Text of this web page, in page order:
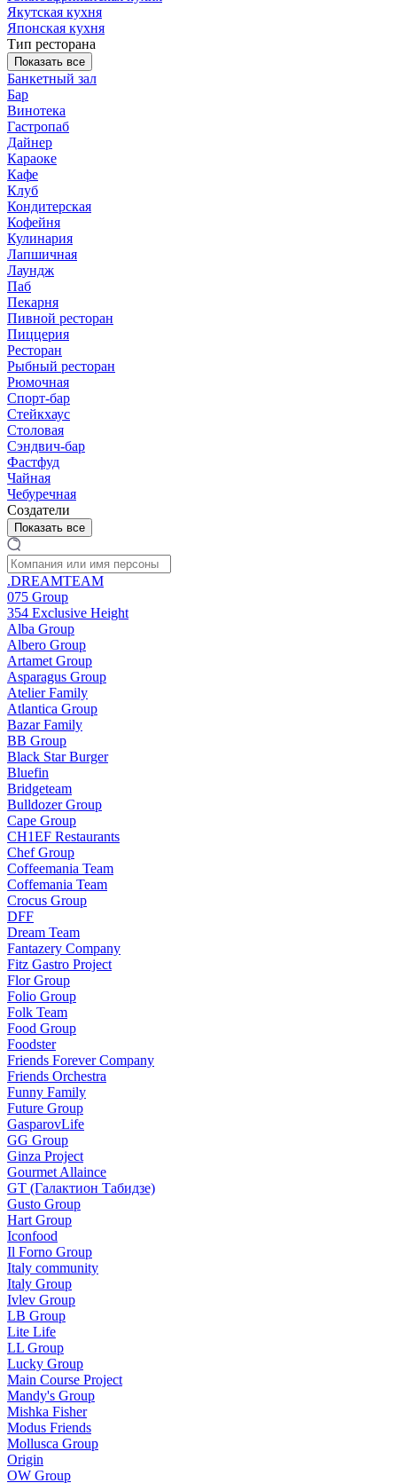
Якутская кухня
Японская кухня
Тип ресторана
Показать все
Банкетный зал
Бар
Винотека
Гастропаб
Дайнер
Караоке
Кафе
Клуб
Кондитерская
Кофейня
Кулинария
Лапшичная
Лаундж
Паб
Пекарня
Пивной ресторан
Пиццерия
Ресторан
Рыбный ресторан
Рюмочная
Спорт-бар
Стейкхаус
Столовая
Сэндвич-бар
Фастфуд
Чайная
Чебуречная
Создатели
Показать все
.DREAMTEAM
075 Group
354 Exclusive Height
Alba Group
Albero Group
Artamet Group
Asparagus Group
Atelier Family
Atlantica Group
Bazar Family
BB Group
Black Star Burger
Bluefin
Bridgeteam
Bulldozer Group
Cape Group
CH1EF Restaurants
Chef Group
Coffeemania Team
Coffemania Team
Crocus Group
DFF
Dream Team
Fantazery Company
Fitz Gastro Project
Flor Group
Folio Group
Folk Team
Food Group
Foodster
Friends Forever Company
Friends Orchestra
Funny Family
Future Group
GasparovLife
GG Group
Ginza Project
Gourmet Allaince
GT (Галактион Табидзе)
Gusto Group
Hart Group
Iconfood
Il Forno Group
Italy community
Italy Group
Ivlev Group
LB Group
Lite Life
LL Group
Lucky Group
Main Course Project
Mandy's Group
Mishka Fisher
Modus Friends
Mollusca Group
Origin
OW Group